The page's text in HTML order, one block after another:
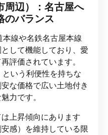
周辺）：名古屋へ
のバランス
線や名鉄名古屋本線
して機能しており、愛
評価されています。
という利便性を持ちな
な価格で広い土地付き
力です。
上昇傾向にあります
感）を維持している限